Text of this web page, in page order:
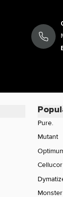
Pure.
Mutant
Cellucor